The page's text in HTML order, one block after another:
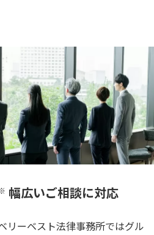
幅広いご相談に対応
リーベスト法律事務所ではグル